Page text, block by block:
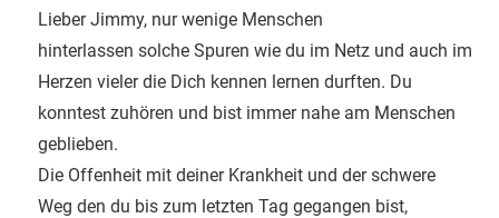
Lieber Jimmy, nur wenige Menschen
hinterlassen solche Spuren wie du im Netz und auch im
Herzen vieler die Dich kennen lernen durften. Du
konntest zuhören und bist immer nahe am Menschen
geblieben.
Die Offenheit mit deiner Krankheit und der schwere
Weg den du bis zum letzten Tag gegangen bist,